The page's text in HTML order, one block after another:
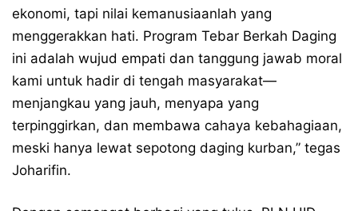
ekonomi, tapi nilai kemanusiaanlah yang
menggerakkan hati. Program Tebar Berkah Daging
ini adalah wujud empati dan tanggung jawab moral
kami untuk hadir di tengah masyarakat—
menjangkau yang jauh, menyapa yang
terpinggirkan, dan membawa cahaya kebahagiaan,
meski hanya lewat sepotong daging kurban,” tegas
Joharifin.